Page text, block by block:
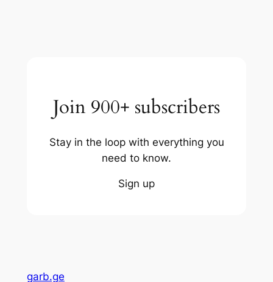
Join 900+ subscribers
Stay in the loop with everything you
need to know.
Sign up
garb.ge